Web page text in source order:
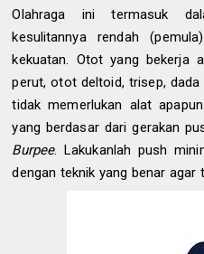
Olahraga ini termasuk
kesulitannya rendah
kekuatan. Otot yang bekerja
perut, otot deltoid, trisep, dada
tidak memerlukan alat
yang berdasar dari gerakan
Burpee. Lakukanlah push
dengan teknik yang benar agar